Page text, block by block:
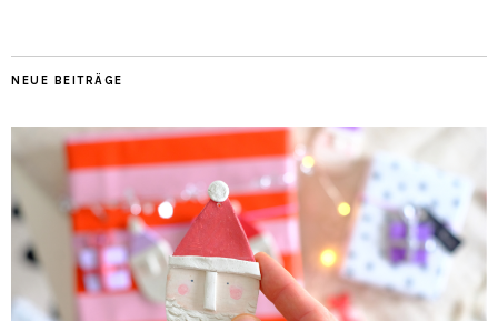
NEUE BEITRÄGE